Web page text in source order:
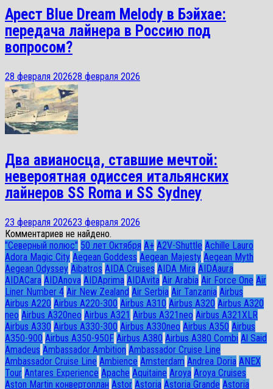
Арест Blue Dream Melody в Бэйхае:
передача лайнера в Россию под
вопросом?
28 февраля 202628 февраля 2026
Два авианосца, ставшие мечтой:
невероятная одиссея итальянских
лайнеров SS Roma и SS Sydney
23 февраля 202623 февраля 2026
Комментариев не найдено.
"Северный полюс" 50 лет Октября A+ A2V-Shuttle Achille Lauro
Adora Magic City Aegean Goddess Aegean Majesty Aegean Myth
Aegean Odyssey Aibatros AIDA Cruises AIDA Mira AIDAaura
AIDACara AIDAnova AIDAprima AIDAvita Air Arabia Air Force One Air
Liner Number 4 Air New Zealand Air Serbia Air Tanzania Airbus
Airbus A220 Airbus A220-300 Airbus A310 Airbus A320 Airbus A320
neo Airbus A320neo Airbus A321 Airbus A321neo Airbus A321XLR
Airbus A330 Airbus A330-300 Airbus A330neo Airbus A350 Airbus
A350-900 Airbus A350-950F Airbus A380 Airbus A380 Combi Al Said
Amadeus Ambassador Ambition Ambassador Cruise Line
Ambassador Сruise Line Ambience Amsterdam Andrea Doria ANEX
Tour Antares Experience Apache Aquitaine Aroya Aroya Cruises
Aston Martin конвертоплан Astor Astoria Astoria Grande Astoria